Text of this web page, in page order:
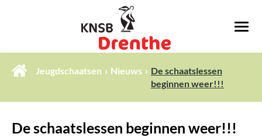
Jeugdschaatsen Nieuws
De schaatslessen
beginnen weer!!!
De schaatslessen beginnen weer!!!